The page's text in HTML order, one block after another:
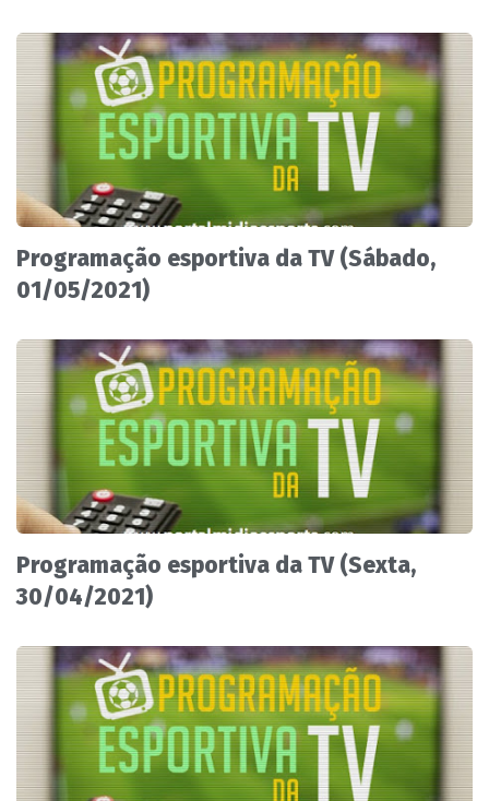
Programação esportiva da TV (Sábado,
01/05/2021)
Programação esportiva da TV (Sexta,
30/04/2021)